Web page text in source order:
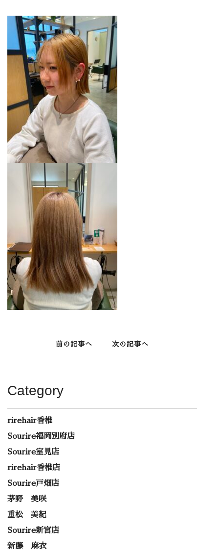
前の記事へ 次の記事へ
Category
rirehair香椎
Sourire福岡別府店
Sourire室見店
rirehair香椎店
Sourire戸畑店
茅野 美咲
重松 美紀
Sourire新宮店
新藤 麻衣